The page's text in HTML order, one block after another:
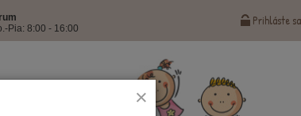
Pia: 8:00 - 16:00
Prihláste sa
×